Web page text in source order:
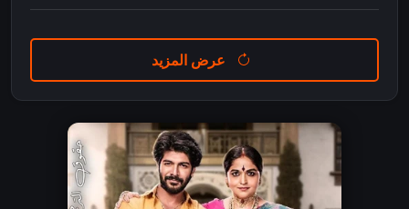
عرض المزيد